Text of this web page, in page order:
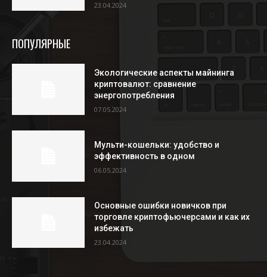
23.04.2024
ПОПУЛЯРНЫЕ
Экологические аспекты майнинга
криптовалют: сравнение
энергопотребления
07.05.2024
Мульти-кошельки: удобство и
эффективность в одном
06.05.2024
Основные ошибки новичков при
торговле криптофьючерсами и как их
избежать
23.04.2024